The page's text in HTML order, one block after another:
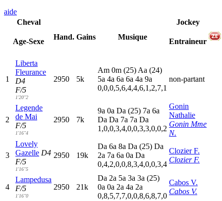
aide
Cheval
Age-Sexe
Hand. Gains Musique
Jockey
Entraineur
1
Liberta
Fleurance
D4
F/5
1'20"2
2950 5k
Am 0m (25) Aa (24)
5a 4a 6a 6a 4a 9a
0,0,0,5,6,4,4,6,1,2,7,1
non-partant
2
Legende
de Mai
F/5
1'16"4
2950 7k
9a 0a Da (25) 7a 6a
Da Da 7a 7a Da
1,0,0,3,4,0,0,3,3,0,0,2
Gonin
Nathalie
Gonin Mme
N.
3
Lovely
Gazelle D4
F/5
1'16"5
2950 19k
Da 6a 8a Da (25) Da
2a 7a 6a 0a Da
0,4,2,0,0,8,3,4,0,0,3,4
Clozier F.
Clozier F.
4
Lampedusa
F/5
1'16"0
2950 21k
Da 2a 5a 3a 3a (25)
0a 0a 2a 4a 2a
0,8,5,7,7,0,0,8,6,8,7,0
Cabos V.
Cabos V.